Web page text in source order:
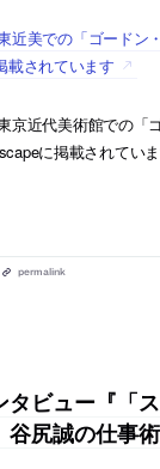
近美での「ゴードン
載されています
京近代美術館での「
に掲載されてい
permalink
タビュー『「
尻誠の仕事術